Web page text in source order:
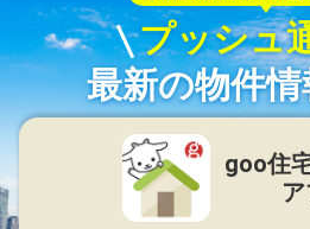
プッシュ
最新の物件
goo住